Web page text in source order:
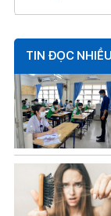
TIN ĐỌC NHIỀU